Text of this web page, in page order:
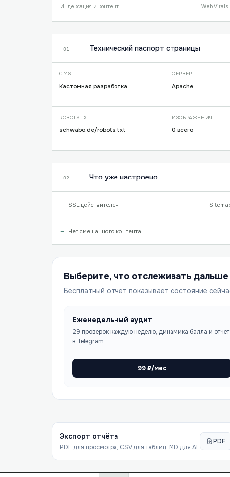
Индексация и контент Web Vitals
01 Технический паспорт страницы
CMS
Кастомная разработка
СЕРВЕР
Apache
ROBOTS.TXT
schwabo.de/robots.txt
ИЗОБРАЖЕНИЯ
0 всего
02 Что уже настроено
SSL действителен
Нет смешанного контента
Выберите, что отслеживать дальше
Бесплатный отчет показывает состояние
Еженедельный аудит
29 проверок каждую неделю, динамика балла и отчет
в Telegram.
99₽/мес
Экспорт отчёта
PDF для просмотра, CSV для таблиц, MD для AI
PDF